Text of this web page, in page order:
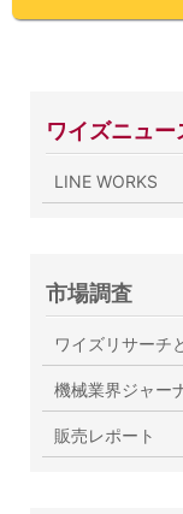
ワイズニュ
LINE WORKS
市場調査
ワイズリサーチ
機械業界ジャー
販売レポート